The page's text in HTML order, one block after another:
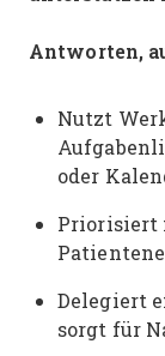
Antworten,
Nutzt
oder
Priorisiert
Delegiert
sorgt für